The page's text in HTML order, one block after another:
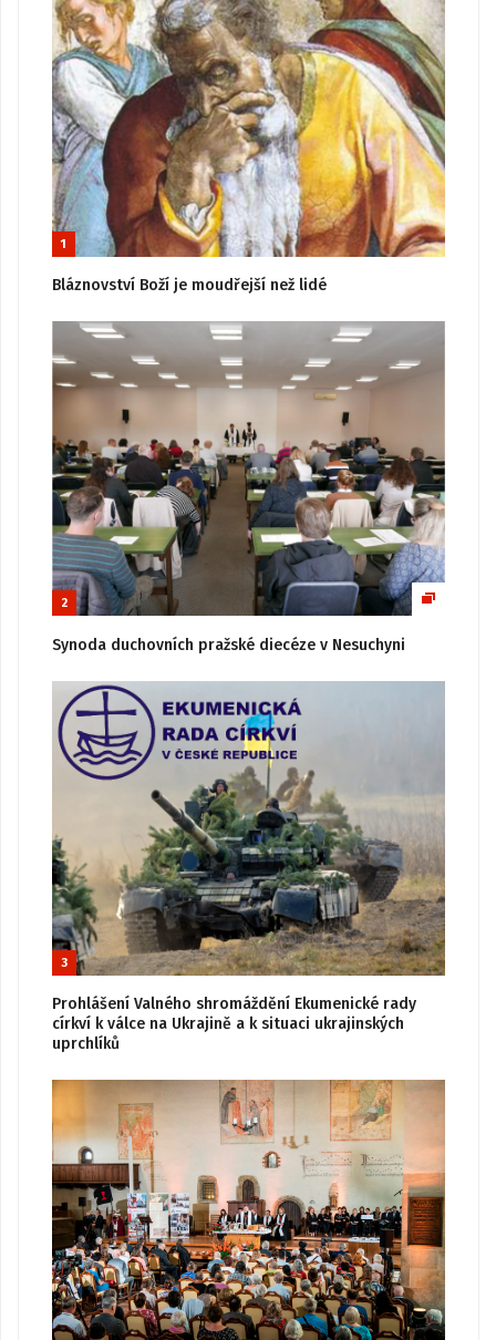
1
Bláznovství Boží je moudřejší než lidé
2
Synoda duchovních pražské diecéze v Nesuchyni
3
Prohlášení Valného shromáždění Ekumenické rady
církví k válce na Ukrajině a k situaci ukrajinských
uprchlíků